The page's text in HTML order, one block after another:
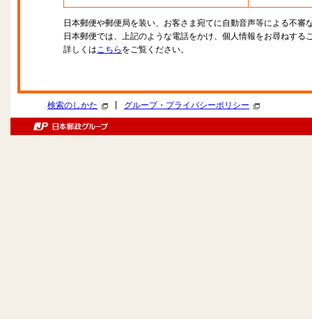
日本郵便や郵便局を装い、お客さま宛てに自動音声等による不審
日本郵便では、上記のような電話をかけ、個人情報をお尋ねする
詳しくはこちら をご覧ください。
検索のしかた グループ・プライバシーポリシー